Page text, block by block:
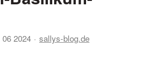
2024 sallys-blog.de